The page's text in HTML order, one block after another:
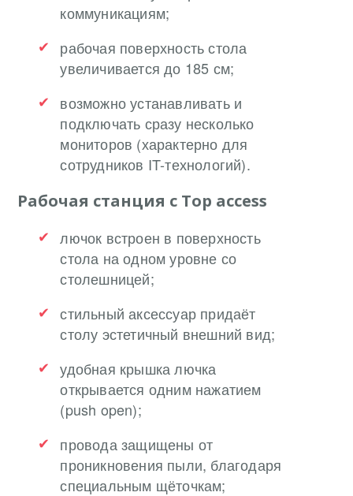
коммуникациям;
рабочая поверхность стола
увеличивается до 185 см;
возможно устанавливать и
подключать сразу несколько
мониторов (характерно для
сотрудников IT-технологий).
Рабочая станция с Top access
лючок встроен в поверхность
стола на одном уровне со
столешницей;
стильный аксессуар придаёт
столу эстетичный внешний вид;
удобная крышка лючка
открывается одним нажатием
(push open);
провода защищены от
проникновения пыли, благодаря
специальным щёточкам;